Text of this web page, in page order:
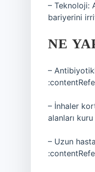
– Teknoloji:
bariyerini
NE
–
– İnhaler
alanları
– Uzun